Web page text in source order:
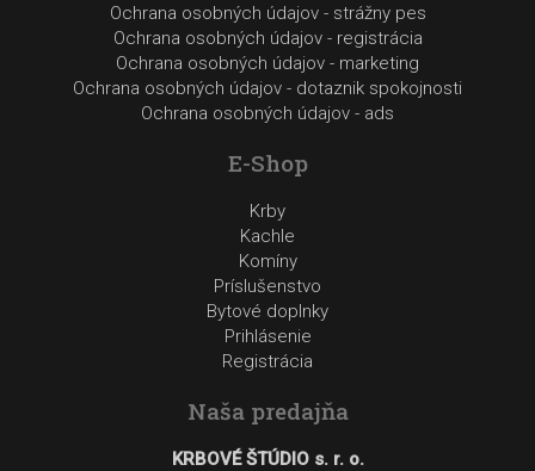
Ochrana osobných údajov - strážny pes
Ochrana osobných údajov - registrácia
Ochrana osobných údajov - marketing
Ochrana osobných údajov - dotaznik spokojnosti
Ochrana osobných údajov - ads
E-Shop
Krby
Kachle
Komíny
Príslušenstvo
Bytové doplnky
Prihlásenie
Registrácia
Naša predajňa
KRBOVÉ ŠTÚDIO s. r. o.